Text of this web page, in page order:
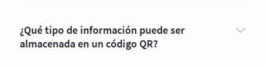
¿Qué tipo de información puede ser
almacenada en un código QR?